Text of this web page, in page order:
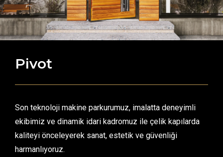
Pivot
Son teknoloji makine parkurumuz, imalatta deneyimli
ekibimiz ve dinamik idari kadromuz ile çelik kapılarda
kaliteyi önceleyerek sanat, estetik ve güvenliği
harmanlıyoruz.